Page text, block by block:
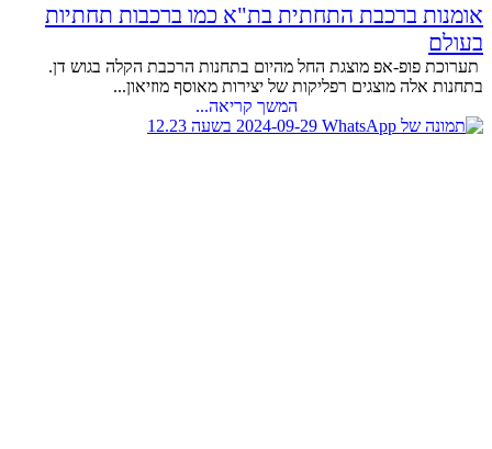
אומנות ברכבת התחתית בת"א כמו ברכבות תחתיות
בעולם
תערוכת פופ-אפ מוצגת החל מהיום בתחנות הרכבת הקלה בגוש דן.
בתחנות אלה מוצגים רפליקות של יצירות מאוסף מוזיאון...
המשך קריאה...